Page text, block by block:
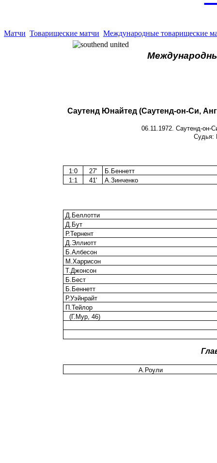
Матчи Товарищеские матчи Международные товарищеские
Саутенд Юнайтед (Саутенд-он-Си,
06.11.1972. Саутенд-он-
Судья:
1:0 27'
Б.Беннетт
1:1
41' А.Зинченко
Д.Беллотти
Д.Бут
Р.Тернент
Д.Эллиотт
Б.Албесон
М.Харрисон
Т.Джонсон
Б.Бест
Б.Беннетт
Р.Уэйнрайт
П.Тейлор
(Г.Мур, 46)
А.Роули